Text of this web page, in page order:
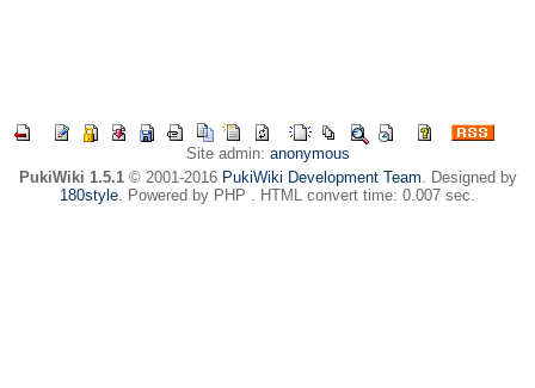
Site admin: anonymous
PukiWiki 1.5.1© 2001-2016 PukiWiki Development Team. Designed by
180style. Powered by PHP . HTML convert time: 0.007 sec.